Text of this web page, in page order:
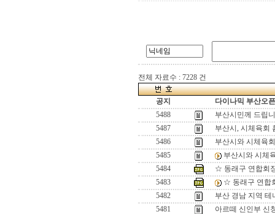
전체 자료수 : 7228 건
공지
다이나믹 부산오
5488
부산시민께 드립
5487
부산시, 시체육회
5486
부산시와 시체육
5485
부산시와 시체
5484
☆ 동래구 연합회
5483
☆ 동래구 연합
5482
부산 경남 지역
5481
아르떼 신인부 신